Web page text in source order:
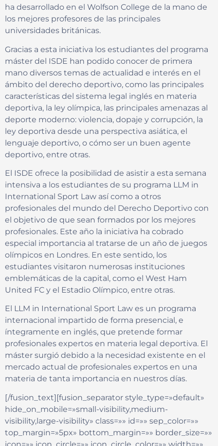
ha desarrollado en el Wolfson College de la mano de
los mejores profesores de las principales
universidades británicas.
Gracias a esta iniciativa los estudiantes del programa
máster del ISDE han podido conocer de primera
mano diversos temas de actualidad e interés en el
ámbito del derecho deportivo, como las principales
características del sistema legal inglés en materia
deportiva, la ley olímpica, las principales amenazas al
deporte moderno: violencia, dopaje y corrupción, la
ley deportiva desde una perspectiva asiática, el
lenguaje deportivo, o cómo ser un buen agente
deportivo, entre otras.
El ISDE ofrece la posibilidad de asistir a esta semana
intensiva a los estudiantes de su programa LLM in
International Sport Law así como a otros
profesionales del mundo del Derecho Deportivo con
el objetivo de que sean formados por los mejores
profesionales. Este año la iniciativa ha cobrado
especial importancia al tratarse de un año de juegos
olímpicos en Londres. En este sentido, los
estudiantes visitaron numerosas instituciones
emblemáticas de la capital, como el West Ham
United FC y el Estadio Olímpico, entre otras.
El LLM in International Sport Law es un programa
internacional impartido de forma presencial, e
íntegramente en inglés, que pretende formar
profesionales expertos en materia legal deportiva. El
máster surgió debido a la necesidad existente en el
mercado actual de profesionales expertos en una
materia de tanta importancia en nuestros días.
[/fusion_text][fusion_separator style_type=»default»
hide_on_mobile=»small-visibility,medium-
visibility,large-visibility» class=»» id=»» sep_color=»»
top_margin=»5px» bottom_margin=»» border_size=»»